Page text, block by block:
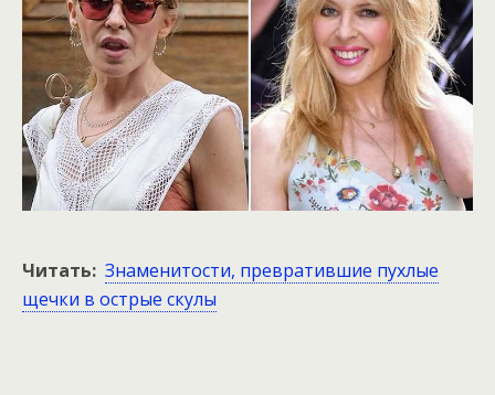
Читать: Знаменитости, превратившие пухлые
щечки в острые скулы